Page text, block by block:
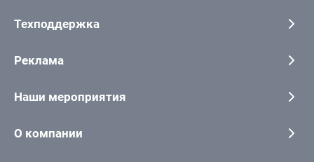
Техподдержка
Реклама
Наши мероприятия
О компании